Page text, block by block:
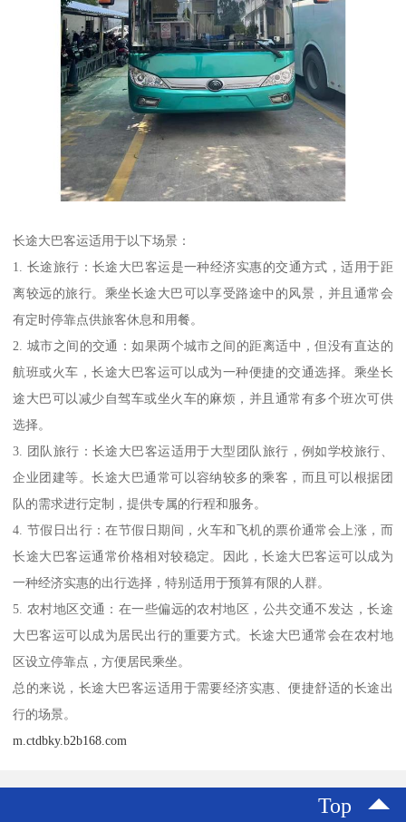
长途大巴客运适用于以下场景：
1. 长途旅行：长途大巴客运是一种经济实惠的交通方式，适用于距
离较远的旅行。乘坐长途大巴可以享受路途中的风景，并且通常会
有定时停靠点供旅客休息和用餐。
2. 城市之间的交通：如果两个城市之间的距离适中，但没有直达的
航班或火车，长途大巴客运可以成为一种便捷的交通选择。乘坐长
途大巴可以减少自驾车或坐火车的麻烦，并且通常有多个班次可供
选择。
3. 团队旅行：长途大巴客运适用于大型团队旅行，例如学校旅行、
企业团建等。长途大巴通常可以容纳较多的乘客，而且可以根据团
队的需求进行定制，提供专属的行程和服务。
4. 节假日出行：在节假日期间，火车和飞机的票价通常会上涨，而
长途大巴客运通常价格相对较稳定。因此，长途大巴客运可以成为
一种经济实惠的出行选择，特别适用于预算有限的人群。
5. 农村地区交通：在一些偏远的农村地区，公共交通不发达，长途
大巴客运可以成为居民出行的重要方式。长途大巴通常会在农村地
区设立停靠点，方便居民乘坐。
总的来说，长途大巴客运适用于需要经济实惠、便捷舒适的长途出
行的场景。
m.ctdbky.b2b168.com
Top